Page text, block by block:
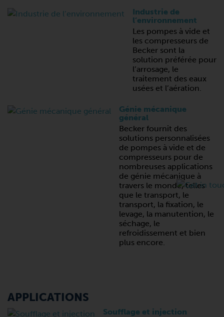
Industrie de
l’environnement
Les pompes à vide et
les compresseurs de
Becker sont la
solution préférée pour
l’arrosage, le
traitement des eaux
usées et l’aération.
Génie mécanique
général
Becker fournit des
solutions personnalisées
de pompes à vide et de
compresseurs pour de
nombreuses applications
de génie mécanique à
travers le monde, telles
que le transport, le
transport, la fixation, le
levage, la manutention, le
séchage, le
refroidissement et bien
plus encore.
APPLICATIONS
Soufflage et injection